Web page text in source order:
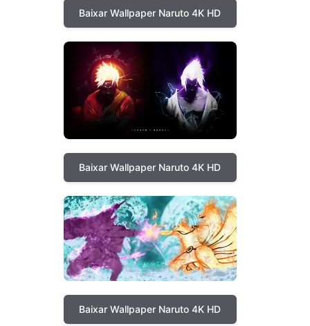
Baixar Wallpaper Naruto 4K HD
Baixar Wallpaper Naruto 4K HD
Baixar Wallpaper Naruto 4K HD